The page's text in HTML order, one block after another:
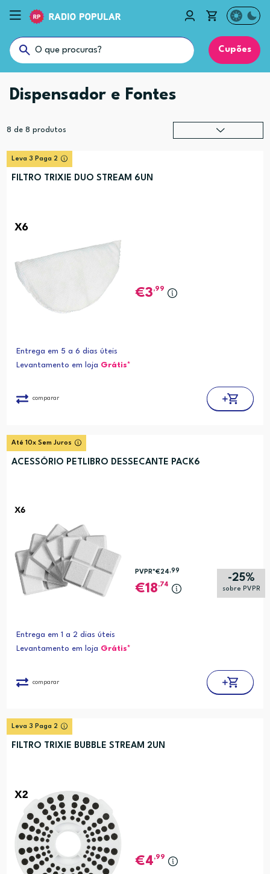
Cupões
Dispensador e Fontes
8 de 8 produtos
Leva 3 Paga 2
FILTRO TRIXIE DUO STREAM 6UN
3,99
Entrega em 5 a 6 dias úteis
Levantamento em loja Grátis*
comparar
Até 10x Sem Juros
ACESSÓRIO PETLIBRO DESSECANTE PACK6
-25%
sobre PVPR
PVPR*€24,99
18,74
Entrega em 1 a 2 dias úteis
Levantamento em loja Grátis*
comparar
Leva 3 Paga 2
FILTRO TRIXIE BUBBLE STREAM 2UN
4,99